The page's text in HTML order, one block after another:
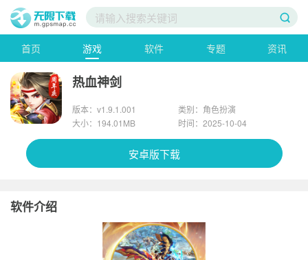
首页 游戏 软件 专题 资讯
热血神剑
版本：v1.9.1.001
类别：角色扮演
大小：194.01MB
时间：2025-10-04
安卓版下载
软件介绍